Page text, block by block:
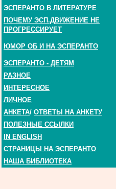
ЭСПЕРАНТО В ЛИТЕРАТУРЕ
ПОЧЕМУ ЭСП.ДВИЖЕНИЕ НЕ
ПРОГРЕССИРУЕТ
ЮМОР ОБ И НА ЭСПЕРАНТО
ЭСПЕРАНТО - ДЕТЯМ
РАЗНОЕ
ИНТЕРЕСНОЕ
ЛИЧНОЕ
АНКЕТА/ ОТВЕТЫ НА АНКЕТУ
ПОЛЕЗНЫЕ ССЫЛКИ
IN ENGLISH
СТРАНИЦЫ НА ЭСПЕРАНТО
НАША БИБЛИОТЕКА